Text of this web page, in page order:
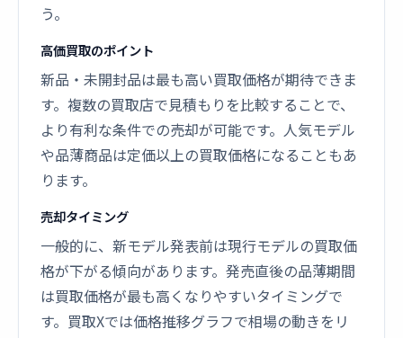
う。
高価買取のポイント
新品・未開封品は最も高い買取価格が期待できま
す。複数の買取店で見積もりを比較することで、
より有利な条件での売却が可能です。人気モデル
や品薄商品は定価以上の買取価格になることもあ
ります。
売却タイミング
一般的に、新モデル発表前は現行モデルの買取価
格が下がる傾向があります。発売直後の品薄期間
は買取価格が最も高くなりやすいタイミングで
す。買取Xでは価格推移グラフで相場の動きをリ